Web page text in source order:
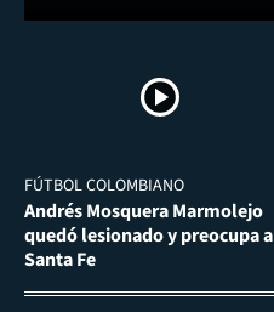
FÚTBOL COLOMBIANO
Andrés Mosquera Marmolejo
quedó lesionado y preocupa a
Santa Fe